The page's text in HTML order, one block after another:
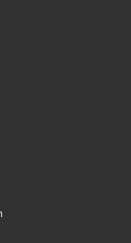
tính như thế nào?
như thế nào? Có bảo
phẩm hàng loạt vào